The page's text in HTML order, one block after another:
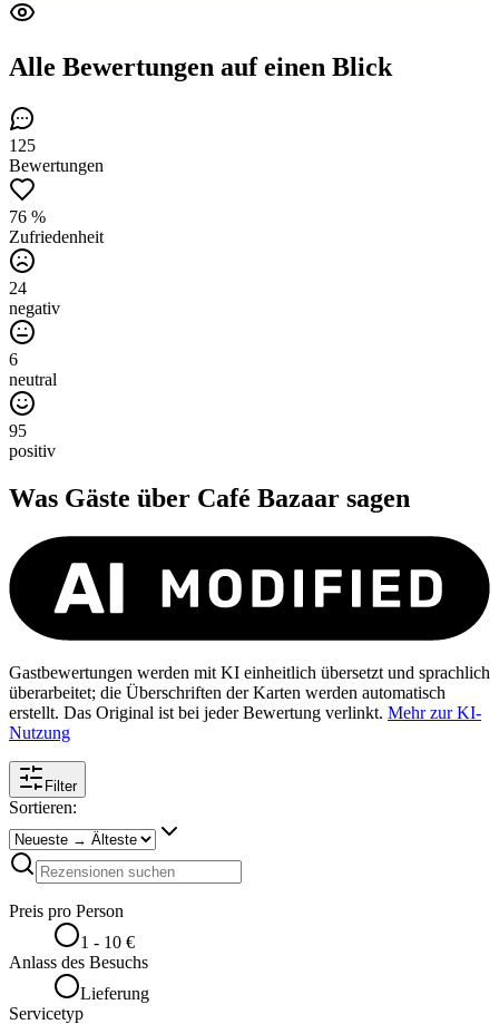
Alle Bewertungen auf einen Blick
125
Bewertungen
76 %
Zufriedenheit
24
negativ
6
neutral
95
positiv
Was Gäste über Café Bazaar sagen
Gastbewertungen werden mit KI einheitlich übersetzt und sprachlich
überarbeitet; die Überschriften der Karten werden automatisch
erstellt. Das Original ist bei jeder Bewertung verlinkt. Mehr zur KI-
Nutzung
Filter
Sortieren:
Preis pro Person
1 - 10 €
Anlass des Besuchs
Lieferung
Servicetyp